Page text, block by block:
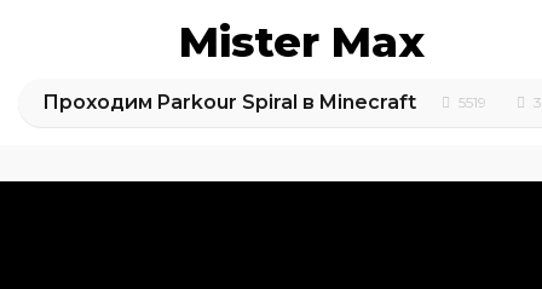
Mister Max
Проходим Parkour Spiral в Minecraft 5519